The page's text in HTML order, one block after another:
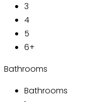
3
4
5
6+
Bathrooms
Bathrooms